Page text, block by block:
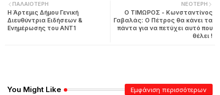
ΝΕΌΤΕΡΗ
Ο ΤΙΜΩΡΟΣ - Κωνσταντίνος
Γαβαλάς: Ο Πέτρος θα κάνει τα
πάντα για να πετύχει αυτό που
θέλει !
ΠΑΛΑΙΌΤΕΡΗ
Η Άρτεμις Δήμου Γενική
Διευθύντρια Ειδήσεων &
Ενημέρωσης του ΑΝΤ1
You Might Like Εμφάνιση περισσότερων